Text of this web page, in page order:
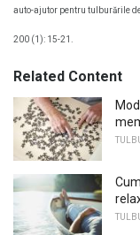
auto-ajutor pentru tulburările
200 (1): 15-21.
Related Content